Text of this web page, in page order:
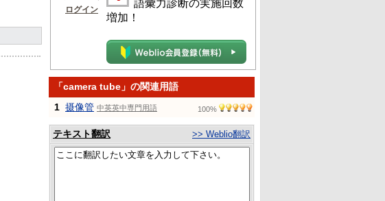
ログイン
語彙力診断の実施回数
増加！
「camera tube」の関連用語
1 摄像管 中英英中専門用語 100%
テキスト翻訳 >> Weblio翻訳